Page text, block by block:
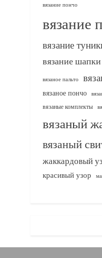
вязание пончо
вязание
вязание
вязание шапки
вязаное пальто
вязаное пончо
вязаные комплекты
вязаный
вязаный
жаккардовый
красивый узор